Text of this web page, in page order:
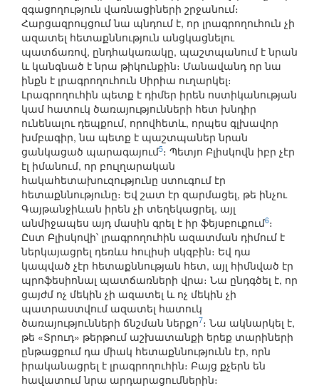
զգացողություն վառնացիների շրջանում։
Հարցազրույցում նա պնդում է, որ լրագրողուհուն չի
ազատել հետաքննություն անցկացնելու
պատճառով, ընդհակառակը, պաշտպանում է նրան
և կանգնած է նրա թիկունքին։ Մանավանդ որ նա
ինքն է լրագրողուհուն Սիրիա ուղարկել։
Լրագրողուհին պետք է դիմեր իրեն ոստիկանության
կամ հատուկ ծառայությունների հետ խնդիր
ունենալու դեպքում, որովհետև, որպես գլխավոր
խմբագիր, նա պետք է պաշտպաներ նրան
ցանկացած պարագայում5։ Պետյո Բլիսկովն իբր չէր
էլ իմանում, որ բուլղարական
հակահետախուզությունը ստուգում էր
հետաքննությունը։ Եվ շատ էր զարմացել, թե ինչու
Գայթանջիևան իրեն չի տեղեկացրել, այլ
անմիջապես այդ մասին գրել է իր ֆեյսբուքում6։
Ըստ Բլիսկովի՝ լրագրողուհին ազատման դիմում է
ներկայացրել դեռևս հուլիսի սկզբին։ Եվ դա
կապված չէր հետաքննության հետ, այլ հիմնված էր
պրոֆեսիոնալ պատճառների վրա։ Նա ընդգծել է, որ
ցայժմ ոչ մեկին չի ազատել և ոչ մեկին չի
պատրաստվում ազատել հատուկ
ծառայությունների ճնշման ներքո7։ Նա ակնարկել է,
թե «Տրուդ» թերթում աշխատանքի երեք տարիների
ընթացքում դա միակ հետաքննությունն էր, որն
իրականացրել է լրագրողուհին։ Բայց քչերն են
հավատում նրա արդարացումներին։